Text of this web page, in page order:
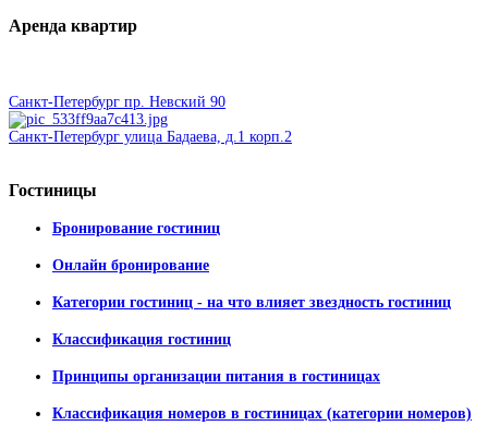
Аренда квартир
Санкт-Петербург пр. Невский 90
Санкт-Петербург улица Бадаева, д.1 корп.2
Гостиницы
Бронирование гостиниц
Онлайн бронирование
Категории гостиниц - на что влияет звездность гостиниц
Классификация гостиниц
Принципы организации питания в гостиницах
Классификация номеров в гостиницах (категории номеров)